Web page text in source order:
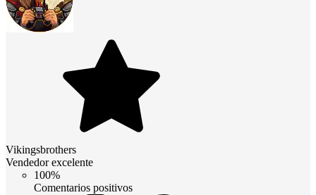
Vikingsbrothers
Vendedor excelente
100%
Comentarios positivos